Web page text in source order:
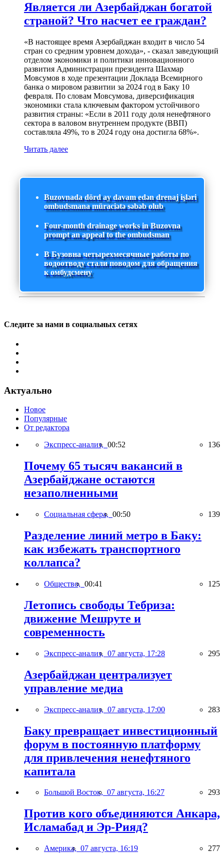
Является ли Азербайджан богатой
страной? Что насчет ее граждан?
«В настоящее время Азербайджан входит в число 54
стран со средним уровнем дохода», - сказал заведующий
отделом экономики и политики инновационного
развития Администрации президента Шахмар
Мовсумов в ходе презентации Доклада Всемирного
банка о мировом развитии за 2024 год в Баку 10
февраля. По словам Мовсумова, диверсификация
экономики стала ключевым фактором устойчивого
развития страны: «Если в 2011 году доля ненефтяного
сектора в валовом внутреннем продукте (ВВП)
составляла 49%, то в 2024 году она достигла 68%».
Читать далее
Buzovnada dörd ay davam edən drenaj işləri
ombudsmana müraciətə səbəb olub
Four-month drainage works in Buzovna
prompt an appeal to the ombudsman
В Бузовна четырехмесячные работы по
водоотводу стали поводом для обращения
к омбудсмену
Следите за нами в социальных сетях
Актуально
Новое
Популярные
От редактора
Экспресс-анализ, 00:52 136
Почему 65 тысяч вакансий в
Азербайджане остаются
незаполненными
Социальная сфера, 00:50 139
Разделение линий метро в Баку:
как избежать транспортного
коллапса?
Общество, 00:41 125
Летопись свободы Тебриза:
движение Мешруте и
современность
Экспресс-анализ, 07 августа, 17:28 295
Азербайджан централизует
управление медиа
Экспресс-анализ, 07 августа, 17:00 283
Баку превращает инвестиционный
форум в постоянную платформу
для привлечения ненефтяного
капитала
Большой Восток, 07 августа, 16:27 293
Против кого объединяются Анкара,
Исламабад и Эр-Рияд?
Америка, 07 августа, 16:19 277